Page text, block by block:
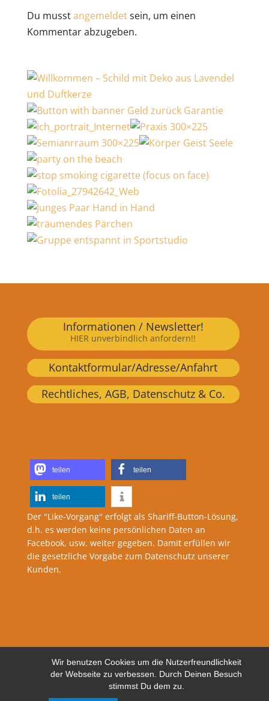
Wir benutzen Cookies um die Nutzerfreundlichkeit
der Webseite zu verbessen. Durch Deinen Besuch
stimmst Du dem zu.
Du musstangemeldetsein, um einen
Kommentar abzugeben.
Informationen / Newsletter!
HIER unverbindlich anfordern!!
Kontaktformular/Adresse/Anfahrt
Rechtliches, AGB, Datenschutz & Co.
teilen teilen
teilen
Der "Like-Vorgang" erfolgt als Shariff-Button-Lösung,
d.h. es werden keine persönlichen Daten an
Facebook, usw. weiter gegeben. Damit erfüllen wir
die gesetzliche Vorgabe zum Datenschutz unserer
Kunden.